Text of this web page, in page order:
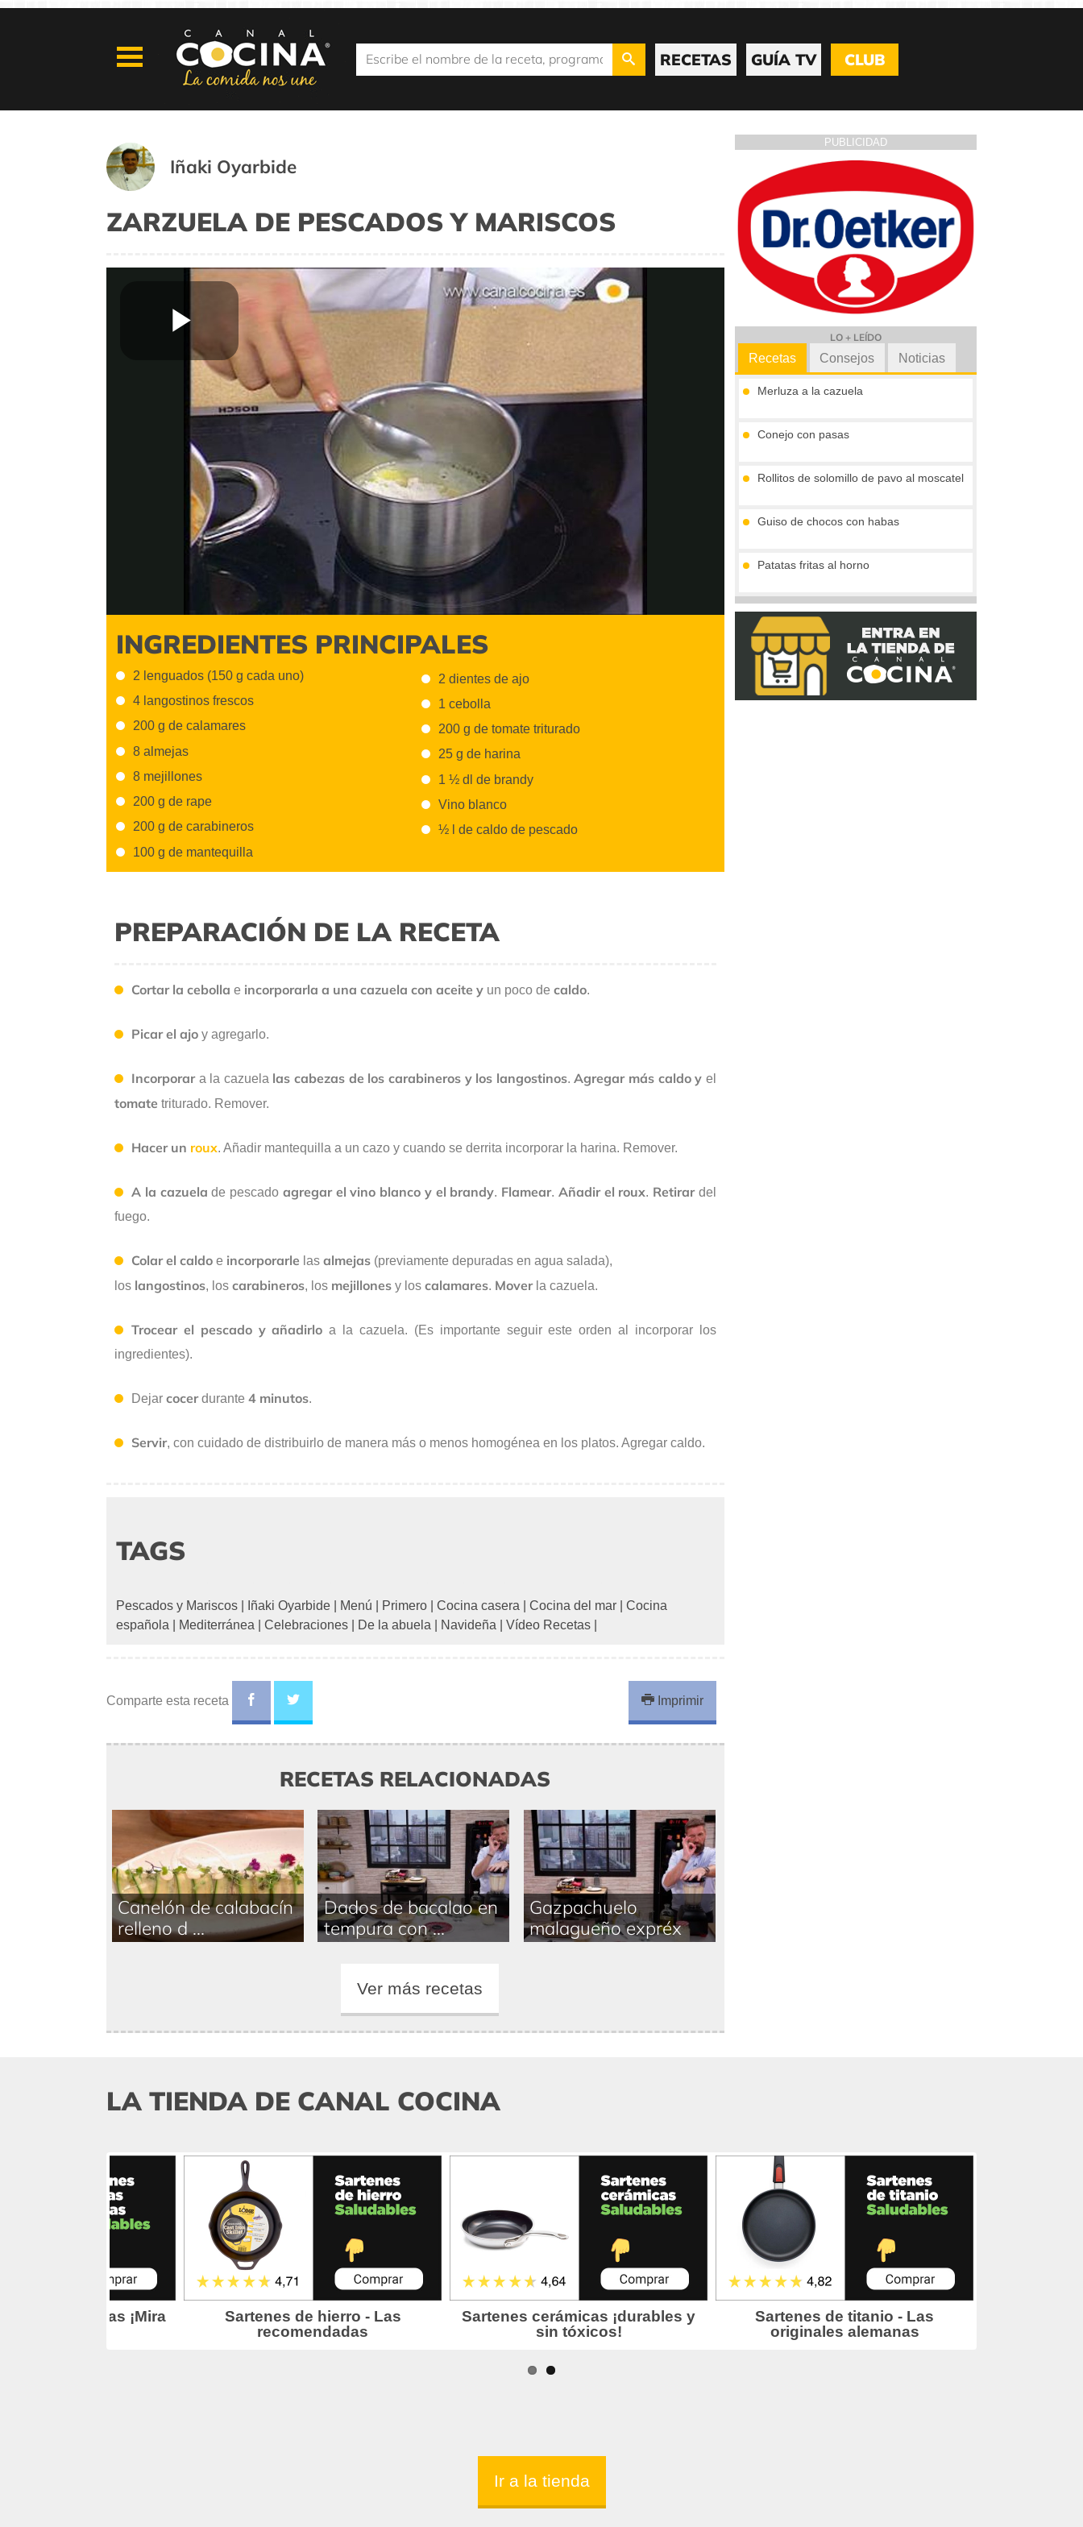
RECETAS GUÍA TV CLUB
Iñaki Oyarbide
ZARZUELA DE PESCADOS Y MARISCOS
Play
Video
INGREDIENTES PRINCIPALES
2 lenguados (150 g cada uno)
4 langostinos frescos
200 g de calamares
8 almejas
8 mejillones
200 g de rape
200 g de carabineros
100 g de mantequilla
2 dientes de ajo
1 cebolla
200 g de tomate triturado
25 g de harina
1 ½ dl de brandy
Vino blanco
½ l de caldo de pescado
PREPARACIÓN DE LA RECETA
Cortar la cebolla e incorporarla a una cazuela con aceite y un poco de caldo.
Picar el ajo y agregarlo.
Incorporar a la cazuela las cabezas de los carabineros y los langostinos.Agregar más caldo y el
tomate triturado. Remover.
Hacer un roux. Añadir mantequilla a un cazo y cuando se derrita incorporar la harina. Remover.
A la cazuela de pescado agregar el vino blanco y el brandy. Flamear. Añadir el roux. Retirar del
fuego.
Colar el caldo e incorporarle las almejas (previamente depuradas en agua salada),
los langostinos, los carabineros, los mejillones y los calamares. Mover la cazuela.
Trocear el pescado y añadirlo a la cazuela. (Es importante seguir este orden al incorporar los
ingredientes).
Dejar cocerdurante 4 minutos.
Servir, con cuidado de distribuirlo de manera más o menos homogénea en los platos. Agregar caldo.
TAGS
Pescados y Mariscos Iñaki Oyarbide Menú Primero Cocina casera Cocina del mar
Cocina
española
Mediterránea Celebraciones De la abuela Navideña Vídeo Recetas
Comparte esta receta Imprimir
RECETAS RELACIONADAS
Canelón de calabacín
relleno d ...
Dados de bacalao en
tempura con ...
Gazpachuelo
malagueño expréx
Ver más recetas
PUBLICIDAD
LO + LEÍDO
Recetas
Merluza a la cazuela
Conejo con pasas
Rollitos de solomillo de pavo al moscatel
Guiso de chocos con habas
Patatas fritas al horno
Tarta de violetta
Consejos Noticias
LA TIENDA DE CANAL COCINA
Ir a la tienda